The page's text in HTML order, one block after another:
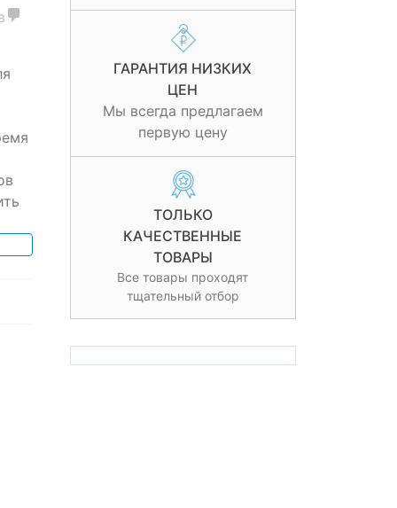
ГАРАНТИЯ НИЗКИХ
ЦЕН
Мы всегда предлагаем
первую цену
ТОЛЬКО
КАЧЕСТВЕННЫЕ
ТОВАРЫ
Все товары проходят
тщательный отбор